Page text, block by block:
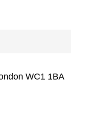
WC1 1BA